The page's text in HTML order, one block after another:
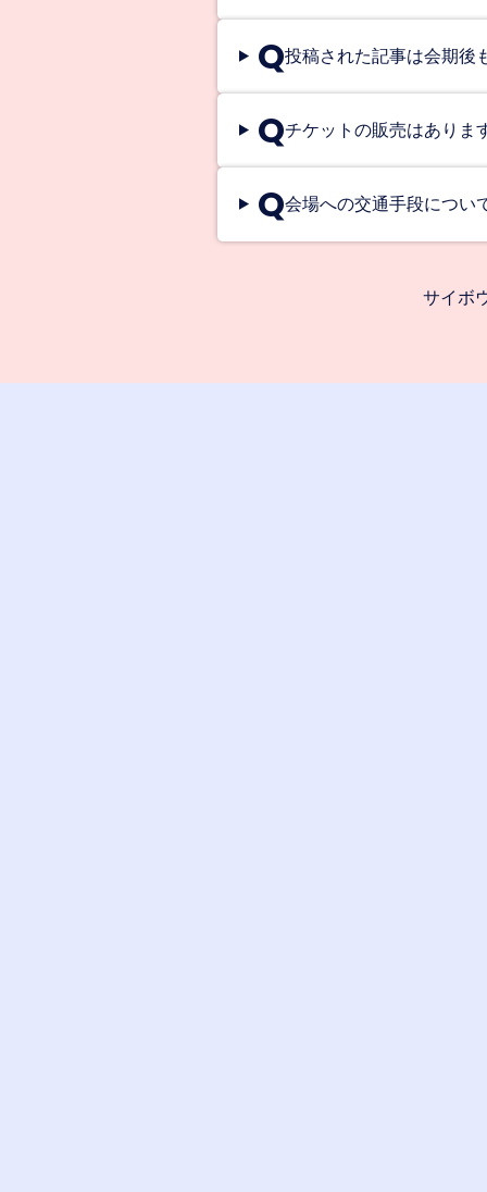
Q投稿された記事は会期後
Qチケットの販売はありま
Q会場への交通手段につい
サイボ